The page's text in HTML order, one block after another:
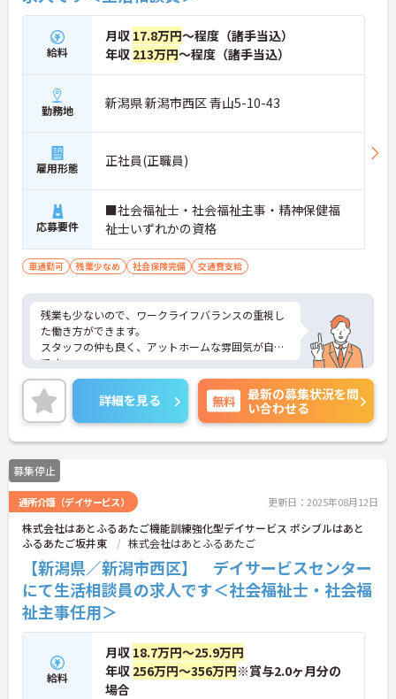
給料
月収 17.8万円～程度（諸手当込）
年収 213万円～程度（諸手当込）
勤務地 新潟県 新潟市西区 青山5-10-43
雇用形態 正社員(正職員)
応募要件
■社会福祉士・社会福祉主事・精神保健福
祉士いずれかの資格
車通勤可 残業少なめ 社会保険完備 交通費支給
残業も少ないので、ワークライフバランスの重視し
た働き方ができます。
スタッフの仲も良く、アットホームな雰囲気が自慢
です。
ご興味ある方には、面接対策ポイントなど、詳細を
お話しいたしますのでお気軽にご相談ください。
詳細を見る 無料
最新の募集状況を問
い合わせる
募集停止
通所介護（デイサービス） 更新日：2025年08月12日
株式会社はあとふるあたご機能訓練強化型デイサービス ポシブルはあと
ふるあたご坂井東
株式会社はあとふるあたご
【新潟県／新潟市西区】 デイサービスセンター
にて生活相談員の求人です＜社会福祉士・社会福
祉主事任用＞
給料
月収 18.7万円～25.9万円
年収 256万円～356万円※賞与2.0ヶ月分の
場合